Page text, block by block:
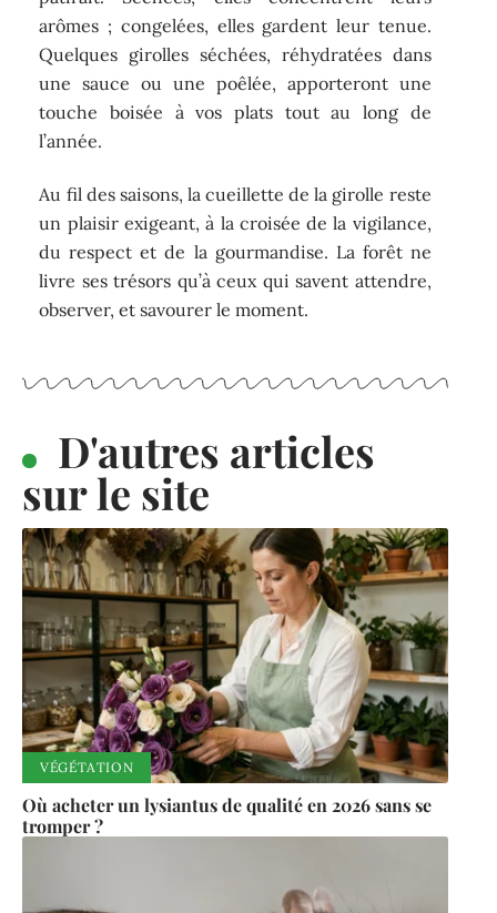
fleur de sel, et le tour est joué.
Ajoutez-les à une brouillade d’œufs,
parsemez-les sur des tagliatelles fraîches ou
accompagnez une volaille rôtie. Elles relèvent
aussi à merveille un risotto crémeux.
congélation après un blanchiment rapide.
Évitez de les laisser tremper : leur texture en
pâtirait. Séchées, elles concentrent leurs
arômes ; congelées, elles gardent leur tenue.
Quelques girolles séchées, réhydratées dans
touche boisée à vos plats tout au long de
Au fil des saisons, la cueillette de la girolle reste
un plaisir exigeant, à la croisée de la vigilance,
du respect et de la gourmandise. La forêt ne
livre ses trésors qu’à ceux qui savent attendre,
observer, et savourer le moment.
D'autres articles
sur le site